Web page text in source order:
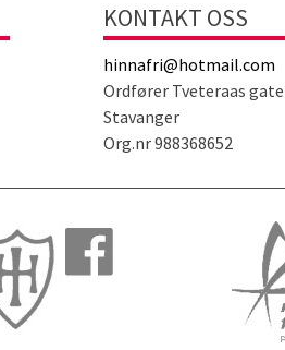
KONTAKT OSS
hinnafri@hotmail.com
Ordfører Tveteraas gate
Stavanger
Org.nr 988368652